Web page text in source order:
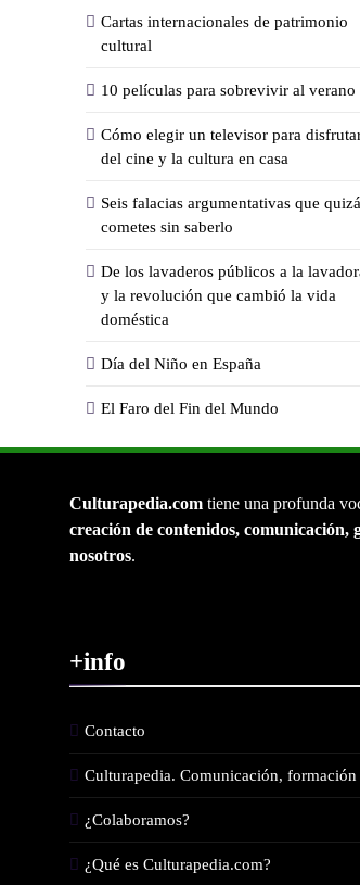
Cartas internacionales de patrimonio
cultural
10 películas para sobrevivir al verano
Cómo elegir un televisor para
del cine y la cultura en casa
Seis falacias argumentativas que quizá
cometes sin saberlo
De los lavaderos públicos a la
y la revolución que cambió la vida
doméstica
Día del Niño en España
El Faro del Fin del Mundo
Culturapedia.com tiene una profunda
creación de contenidos,
nosotros.
+info
Contacto
Culturapedia. Comunicación,
¿Colaboramos?
¿Qué es Culturapedia.com?